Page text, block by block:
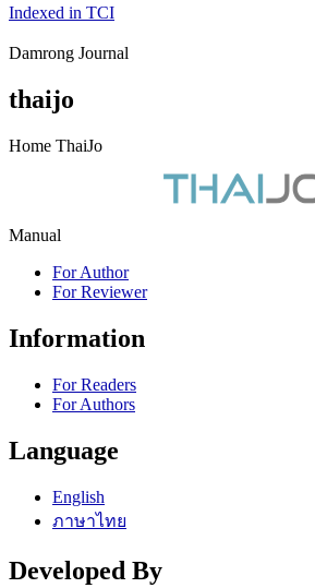
Indexed in TCI
Damrong Journal
thaijo
Home ThaiJo
Manual
For Author
For Reviewer
Information
For Readers
For Authors
Language
English
ภาษาไทย
Developed By